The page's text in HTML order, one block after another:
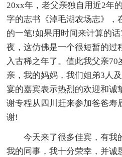
20xx年，老父亲独自用近2年
字的志书《淖毛湖农场志》，
的一笔!如果用时间来计算的
夜，这仿佛是一个很短暂的过
入古稀之年了。值此我父亲70
亲，我的妈妈，我们姐弟3人
宴的嘉宾表示热烈的欢迎和诚
谢专程从四川赶来参加爸爸寿
谢!
今天来了很多佳宾，有我
我的同事，我十分荣幸，并诚